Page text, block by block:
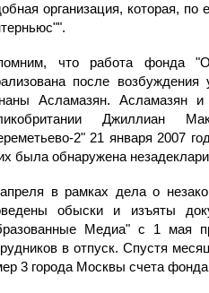
организация, которая,
что работа фонда
после возбуждения
Асламазян. Асламазян и
Джиллиан
2" 21 января 2007
была обнаружена
в рамках дела о
обыски и изъяты
Медиа" с 1 мая
в отпуск. Спустя
3 города Москвы счета